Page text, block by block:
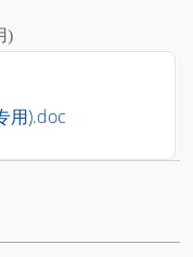
)
用).doc